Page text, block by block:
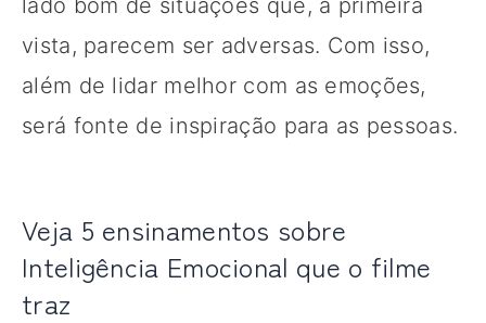
vista, parecem ser adversas. Com isso,
além de lidar melhor com as emoções,
será fonte de inspiração para as pessoas.
Veja 5 ensinamentos sobre
Inteligência Emocional que o filme
traz